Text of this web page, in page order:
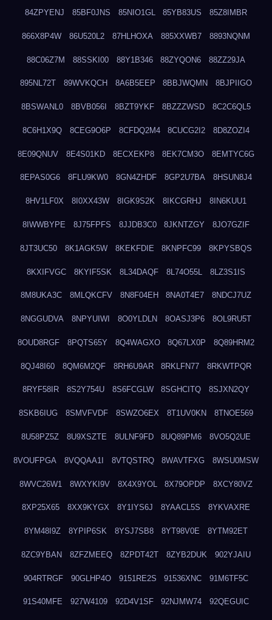
84ZPYENJ 85BF0JNS 85NIO1GL 85YB83US 85Z8IMBR
866X8P4W 86U520L2 87HLHOXA 885XXWB7 8893NQNM
88C06Z7M 88SSKI00 88Y1B346 88ZYQON6 88ZZ29JA
895NL72T 89WVKQCH 8A6B5EEP 8BBJWQMN 8BJPIIGO
8BSWANL0 8BVB056I 8BZT9YKF 8BZZZWSD 8C2C6QL5
8C6H1X9Q 8CEG9O6P 8CFDQ2M4 8CUCG2I2 8D8ZOZI4
8E09QNUV 8E4S01KD 8ECXEKP8 8EK7CM3O 8EMTYC6G
8EPAS0G6 8FLU9KW0 8GN4ZHDF 8GP2U7BA 8HSUN8J4
8HV1LF0X 8I0XX43W 8IGK9S2K 8IKCGRHJ 8IN6KUU1
8IWWBYPE 8J75FPFS 8JJDB3C0 8JKNTZGY 8JO7GZIF
8JT3UC50 8K1AGK5W 8KEKFDIE 8KNPFC99 8KPYSBQS
8KXIFVGC 8KYIF5SK 8L34DAQF 8L74O55L 8LZ3S1IS
8M8UKA3C 8MLQKCFV 8N8F04EH 8NA0T4E7 8NDCJ7UZ
8NGGUDVA 8NPYUIWI 8O0YLDLN 8OASJ3P6 8OL9RU5T
8OUD8RGF 8PQTS65Y 8Q4WAGXO 8Q67LX0P 8Q89HRM2
8QJ48I60 8QM6M2QF 8RH6U9AR 8RKLFN77 8RKWTPQR
8RYF58IR 8S2Y754U 8S6FCGLW 8SGHCITQ 8SJXN2QY
8SKB6IUG 8SMVFVDF 8SWZO6EX 8T1UV0KN 8TNOE569
8U58PZ5Z 8U9XSZTE 8ULNF9FD 8UQ89PM6 8VO5Q2UE
8VOUFPGA 8VQQAA1I 8VTQSTRQ 8WAVTFXG 8WSU0MSW
8WVC26W1 8WXYKI9V 8X4X9YOL 8X79OPDP 8XCY80VZ
8XP25X65 8XX9KYGX 8Y1IYS6J 8YAACL5S 8YKVAXRE
8YM48I9Z 8YPIP6SK 8YSJ7SB8 8YT98V0E 8YTM92ET
8ZC9YBAN 8ZFZMEEQ 8ZPDT42T 8ZYB2DUK 902YJAIU
904RTRGF 90GLHP4O 9151RE2S 91536XNC 91M6TF5C
91S40MFE 927W4109 92D4V1SF 92NJMW74 92QEGUIC